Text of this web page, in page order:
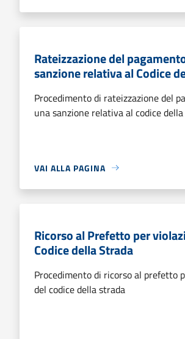
Rateizzazione del
sanzione relativa al Codice
Procedimento di rateizzazione del
una sanzione relativa al codice
VAI ALLA PAGINA
Ricorso al Prefetto per
Codice della Strada
Procedimento di ricorso al prefetto
del codice della strada